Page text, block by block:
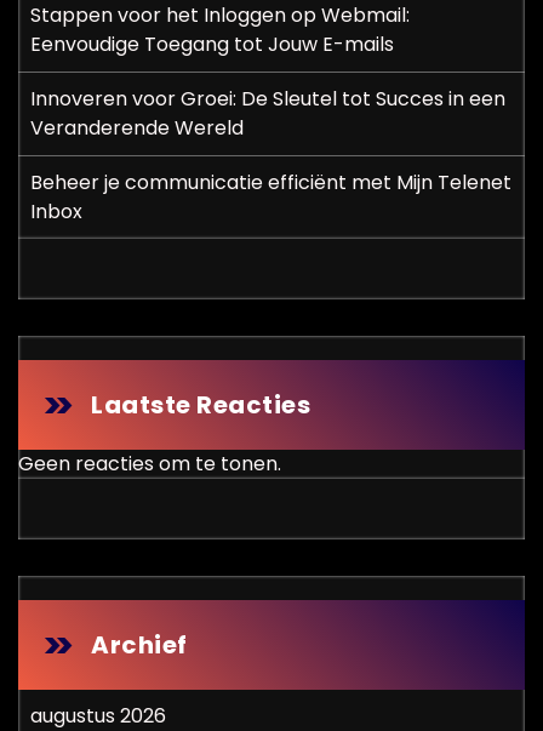
Stappen voor het Inloggen op Webmail:
Eenvoudige Toegang tot Jouw E-mails
Innoveren voor Groei: De Sleutel tot Succes in een
Veranderende Wereld
Beheer je communicatie efficiënt met Mijn Telenet
Inbox
Laatste Reacties
Geen reacties om te tonen.
Archief
augustus 2026